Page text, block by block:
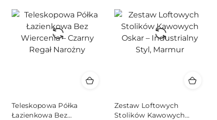
Teleskopowa Półka
Łazienkowa Bez
Zestaw Loftowych
Stolików Kawowych